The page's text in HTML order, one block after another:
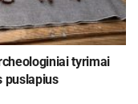
tyrimai
puslapius